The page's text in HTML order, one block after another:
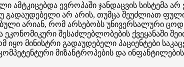
ამტკიცებდა ევროპაში ჯანდაცვის სისტემა
გადაუდებელი არ არის, თუმცა შეუძლიათ
არიან, რომ არსებობს უნივერსალური
შესაძლებლობების ქვეყანაში
მინისტრი გადაუდებელი პაციენტები
მიზანტროპების და